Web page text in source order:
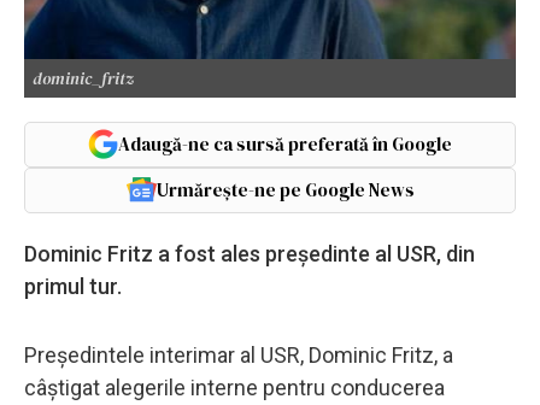
dominic_fritz
Adaugă-ne ca sursă preferată în Google
Urmărește-ne pe Google News
Dominic Fritz a fost ales preşedinte al USR, din
primul tur.
Preşedintele interimar al USR, Dominic Fritz, a
câştigat alegerile interne pentru conducerea